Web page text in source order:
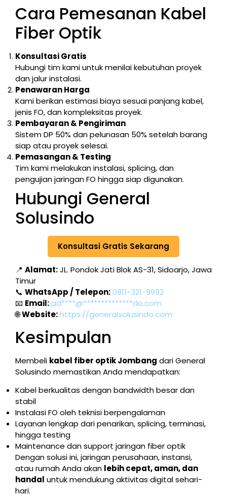
Cara Pemesanan Kabel
Fiber Optik
Konsultasi Gratis
Hubungi tim kami untuk menilai kebutuhan proyek
dan jalur instalasi.
Penawaran Harga
Kami berikan estimasi biaya sesuai panjang kabel,
jenis FO, dan kompleksitas proyek.
Pembayaran & Pengiriman
Sistem DP 50% dan pelunasan 50% setelah barang
siap atau proyek selesai.
Pemasangan & Testing
Tim kami melakukan instalasi, splicing, dan
pengujian jaringan FO hingga siap digunakan.
Hubungi General
Solusindo
Konsultasi Gratis Sekarang
📍 Alamat:JL. Pondok Jati Blok AS-31, Sidoarjo, Jawa
Timur
📞 WhatsApp / Telepon:0811-321-9992
📧 Email:ad****@**************do.com
🌐Website:https://generalsolusindo.com
Kesimpulan
Membeli kabel fiber optik Jombang dari General
Solusindo memastikan Anda mendapatkan:
Kabel berkualitas dengan bandwidth besar dan
stabil
Instalasi FO oleh teknisi berpengalaman
Layanan lengkap dari penarikan, splicing, terminasi,
hingga testing
Maintenance dan support jaringan fiber optik
Dengan solusi ini, jaringan perusahaan, instansi,
atau rumah Anda akan lebih cepat, aman, dan
handal untuk mendukung aktivitas digital sehari-
hari.